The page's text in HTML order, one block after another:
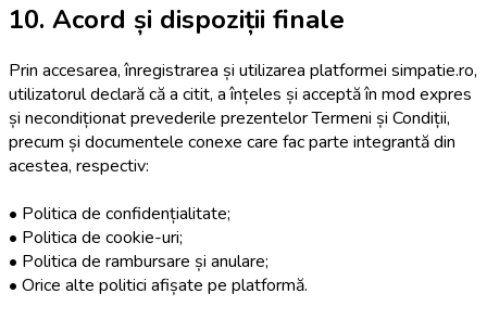
10. Acord și dispoziții finale
Prin accesarea, înregistrarea și utilizarea platformei simpatie.ro,
utilizatorul declară că a citit, a înțeles și acceptă în mod expres
și necondiționat prevederile prezentelor Termeni și Condiții,
precum și documentele conexe care fac parte integrantă din
acestea, respectiv:
• Politica de confidențialitate;
• Politica de cookie-uri;
• Politica de rambursare și anulare;
• Orice alte politici afișate pe platformă.